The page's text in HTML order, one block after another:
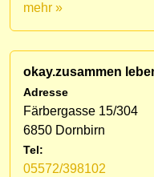
mehr »
okay.zusammen
Adresse
Färbergasse 15/304
6850 Dornbirn
Tel:
05572/398102